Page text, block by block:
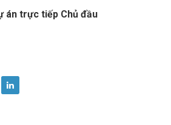
án trực tiếp Chủ đầu